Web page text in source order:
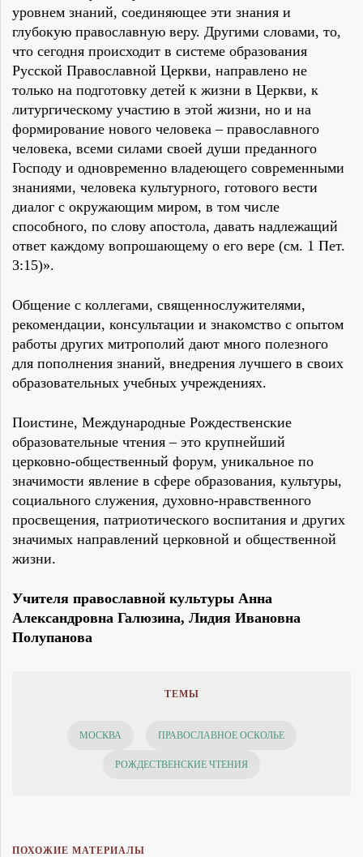
уровнем знаний, соединяющее эти знания и
глубокую православную веру. Другими словами, то,
что сегодня происходит в системе образования
Русской Православной Церкви, направлено не
только на подготовку детей к жизни в Церкви, к
литургическому участию в этой жизни, но и на
формирование нового человека – православного
человека, всеми силами своей души преданного
Господу и одновременно владеющего современными
знаниями, человека культурного, готового вести
диалог с окружающим миром, в том числе
способного, по слову апостола, давать надлежащий
ответ каждому вопрошающему о его вере (см. 1 Пет.
3:15)».
Общение с коллегами, священнослужителями,
рекомендации, консультации и знакомство с опытом
работы других митрополий дают много полезного
для пополнения знаний, внедрения лучшего в своих
образовательных учебных учреждениях.
Поистине, Международные Рождественские
образовательные чтения – это крупнейший
церковно-общественный форум, уникальное по
значимости явление в сфере образования, культуры,
социального служения, духовно-нравственного
просвещения, патриотического воспитания и других
значимых направлений церковной и общественной
жизни.
Учителя православной культуры Анна
Александровна Галюзина, Лидия Ивановна
Полупанова
ТЕМЫ
МОСКВА ПРАВОСЛАВНОЕ ОСКОЛЬЕ
РОЖДЕСТВЕНСКИЕ ЧТЕНИЯ
ПОХОЖИЕ МАТЕРИАЛЫ